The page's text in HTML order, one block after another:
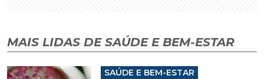
MAIS LIDAS DE SAÚDE E BEM-ESTAR
SAÚDE E BEM-ESTAR